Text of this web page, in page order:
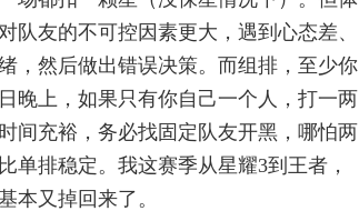
友的不可控因素更大，遇到心态差、
，然后做出错误决策。而组排，至少你
晚上，如果只有你自己一个人，打一两
间充裕，务必找固定队友开黑，哪怕两
单排稳定。我这赛季从星耀3到王者，
本又掉回来了。